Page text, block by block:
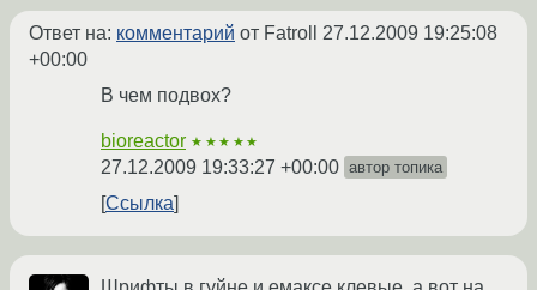
Ответ на: комментарий от Fatroll 27.12.2009 19:25:08
+00:00
В чем подвох?
bioreactor ★★★★★
27.12.2009 19:33:27 +00:00 автор топика
Ссылка